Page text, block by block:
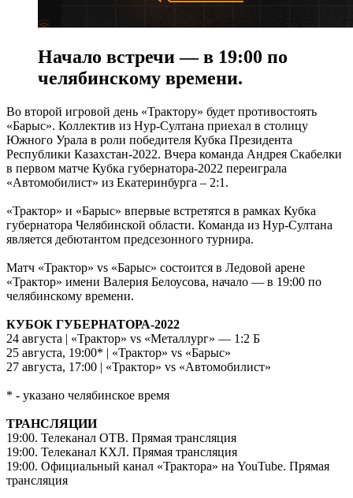
Начало встречи — в 19:00 по
челябинскому времени.
Во второй игровой день «Трактору» будет противостоять
«Барыс». Коллектив из Нур-Султана приехал в столицу
Южного Урала в роли победителя Кубка Президента
Республики Казахстан-2022. Вчера команда Андрея Скабелки
в первом матче Кубка губернатора-2022 переиграла
«Автомобилист» из Екатеринбурга – 2:1.
«Трактор» и «Барыс» впервые встретятся в рамках Кубка
губернатора Челябинской области. Команда из Нур-Султана
является дебютантом предсезонного турнира.
Матч «Трактор» vs «Барыс» состоится в Ледовой арене
«Трактор» имени Валерия Белоусова, начало — в 19:00 по
челябинскому времени.
КУБОК ГУБЕРНАТОРА-2022
24 августа | «Трактор» vs «Металлург» — 1:2 Б
25 августа, 19:00* | «Трактор» vs «Барыс»
27 августа, 17:00 | «Трактор» vs «Автомобилист»
* - указано челябинское время
ТРАНСЛЯЦИИ
19:00. Телеканал ОТВ. Прямая трансляция
19:00. Телеканал КХЛ. Прямая трансляция
19:00. Официальный канал «Трактора» на YouTube. Прямая
трансляция